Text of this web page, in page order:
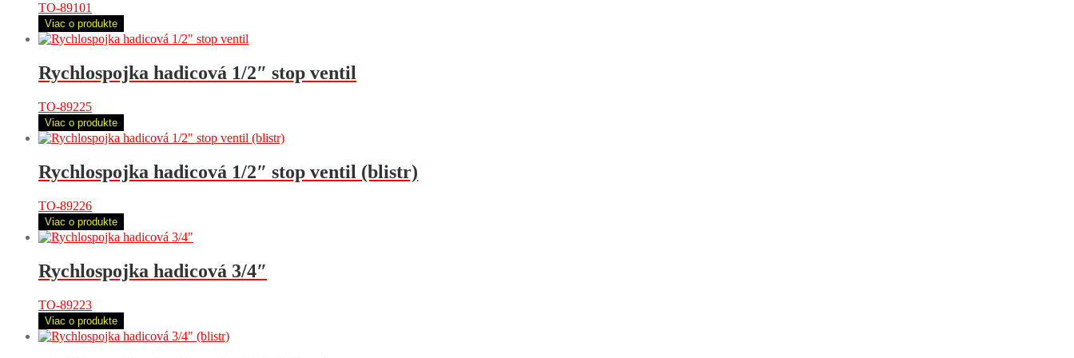
TO-89101
Viac o produkte
Rychlospojka hadicová 1/2″ stop ventil
TO-89225
Viac o produkte
Rychlospojka hadicová 1/2″ stop ventil (blistr)
TO-89226
Viac o produkte
Rychlospojka hadicová 3/4″
TO-89223
Viac o produkte